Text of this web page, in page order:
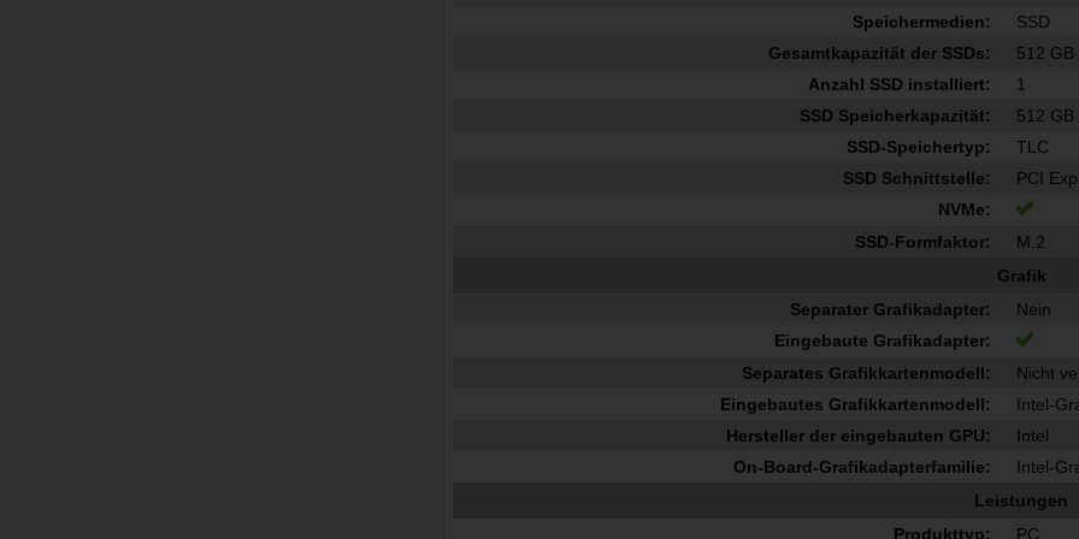
Speichermedien:
SSD
Gesamtkapazität der SSDs:
512 GB
Anzahl SSD installiert:
1
SSD Speicherkapazität:
512 GB
SSD-Speichertyp:
TLC
SSD Schnittstelle:
PCI
NVMe:
SSD-Formfaktor:
M.2
Grafik
Separater Grafikadapter:
Nein
Eingebaute Grafikadapter:
Separates Grafikkartenmodell:
Nicht
Eingebautes Grafikkartenmodell:
Intel-
Hersteller der eingebauten GPU:
Intel
On-Board-Grafikadapterfamilie:
Intel-
Leistungen
Produkttyp:
PC